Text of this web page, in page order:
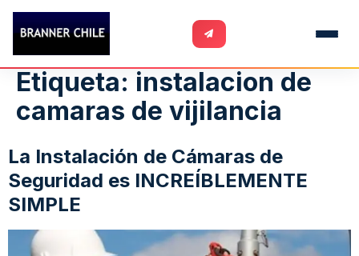
Etiqueta: instalacion de
camaras de vijilancia
La Instalación de Cámaras de
Seguridad es INCREÍBLEMENTE
SIMPLE